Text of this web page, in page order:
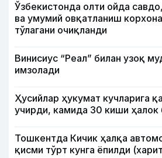
Ўзбекистонда олти ойда
ва умумий овқатланиш
тўлагани очиқланди
Винисиус “Реал” билан узоқ
имзолади
Ҳусийлар ҳукумат кучларига
учирди, камида 30 киши ҳалок
Тошкентда Кичик ҳалқа
қисми тўрт кунга ёпилди